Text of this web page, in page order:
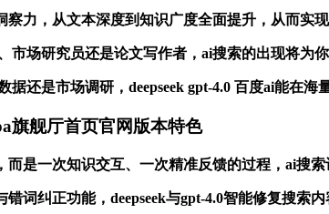
力，从文本深度到知识广度全面提升，从而实
市场研究员还是论文写作者，ai搜索的出现将为
据还是市场调研，deepseek gpt-4.0 百度ai能在
旗舰厅首页官网版本特色
是一次知识交互、一次精准反馈的过程，ai搜
词纠正功能，deepseek与gpt-4.0智能修复搜索